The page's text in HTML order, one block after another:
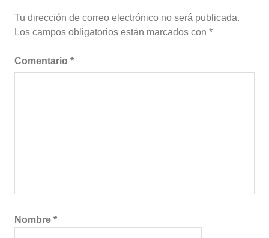
Tu dirección de correo electrónico no será publicada.
Los campos obligatorios están marcados con *
Comentario *
Nombre *